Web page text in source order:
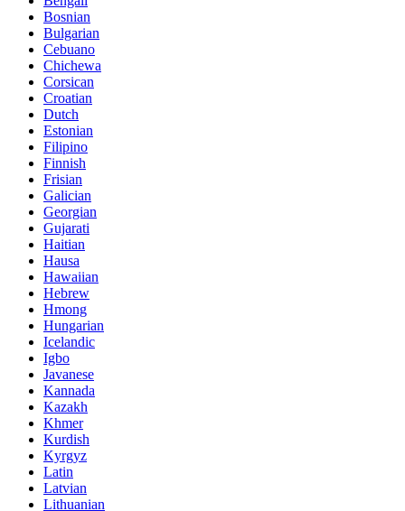
Bosnian
Bulgarian
Cebuano
Chichewa
Corsican
Croatian
Dutch
Estonian
Filipino
Finnish
Frisian
Galician
Georgian
Gujarati
Haitian
Hausa
Hawaiian
Hebrew
Hmong
Hungarian
Icelandic
Igbo
Javanese
Kannada
Kazakh
Khmer
Kurdish
Kyrgyz
Latin
Latvian
Lithuanian